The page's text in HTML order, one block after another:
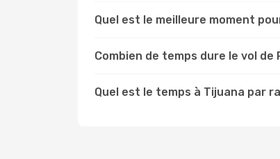
Quel est le meilleure moment
Combien de temps dure le vol de
Quel est le temps à Tijuana par